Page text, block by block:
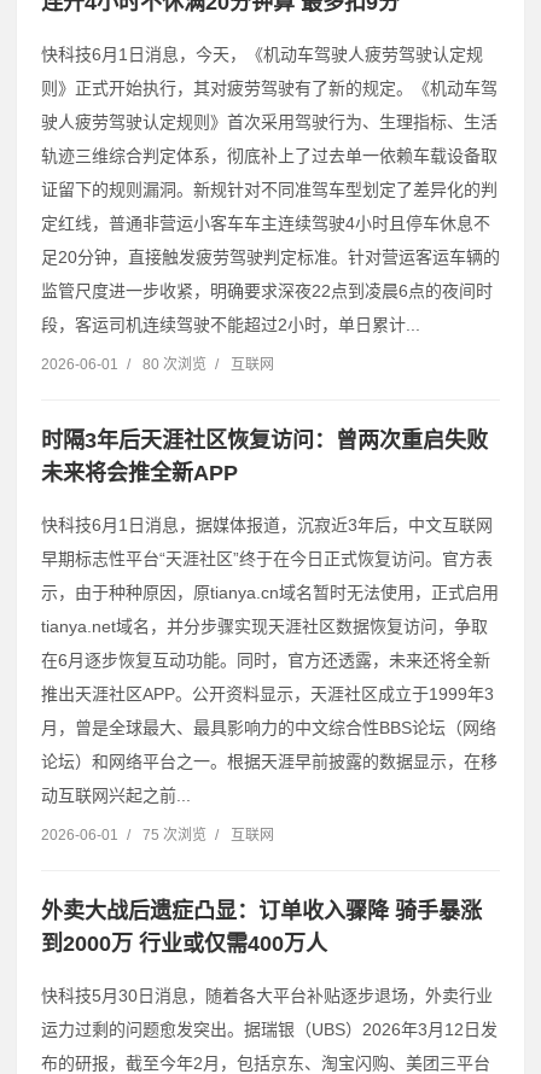
快科技6月1日消息，今天，《机动车驾驶人疲劳驾驶认定规
则》正式开始执行，其对疲劳驾驶有了新的规定。《机动车驾
驶人疲劳驾驶认定规则》首次采用驾驶行为、生理指标、生活
轨迹三维综合判定体系，彻底补上了过去单一依赖车载设备取
证留下的规则漏洞。新规针对不同准驾车型划定了差异化的判
定红线，普通非营运小客车车主连续驾驶4小时且停车休息不
足20分钟，直接触发疲劳驾驶判定标准。针对营运客运车辆的
监管尺度进一步收紧，明确要求深夜22点到凌晨6点的夜间时
段，客运司机连续驾驶不能超过2小时，单日累计...
2026-06-01 / 80 次浏览 / 互联网
时隔3年后天涯社区恢复访问：曾两次重启失败
未来将会推全新APP
快科技6月1日消息，据媒体报道，沉寂近3年后，中文互联网
早期标志性平台“天涯社区”终于在今日正式恢复访问。官方表
示，由于种种原因，原tianya.cn域名暂时无法使用，正式启用
tianya.net域名，并分步骤实现天涯社区数据恢复访问，争取
在6月逐步恢复互动功能。同时，官方还透露，未来还将全新
推出天涯社区APP。公开资料显示，天涯社区成立于1999年3
月，曾是全球最大、最具影响力的中文综合性BBS论坛（网络
论坛）和网络平台之一。根据天涯早前披露的数据显示，在移
动互联网兴起之前...
2026-06-01 / 75 次浏览 / 互联网
外卖大战后遗症凸显：订单收入骤降 骑手暴涨
到2000万 行业或仅需400万人
快科技5月30日消息，随着各大平台补贴逐步退场，外卖行业
运力过剩的问题愈发突出。据瑞银（UBS）2026年3月12日发
布的研报，截至今年2月，包括京东、淘宝闪购、美团三平台